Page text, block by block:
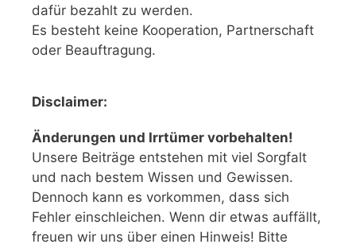
dafür bezahlt zu werden.
Es besteht keine Kooperation, Partnerschaft
oder Beauftragung.
Disclaimer:
Änderungen und Irrtümer vorbehalten!
Unsere Beiträge entstehen mit viel Sorgfalt
und nach bestem Wissen und Gewissen.
Dennoch kann es vorkommen, dass sich
Fehler einschleichen. Wenn dir etwas auffällt,
freuen wir uns über einen Hinweis! Bitte